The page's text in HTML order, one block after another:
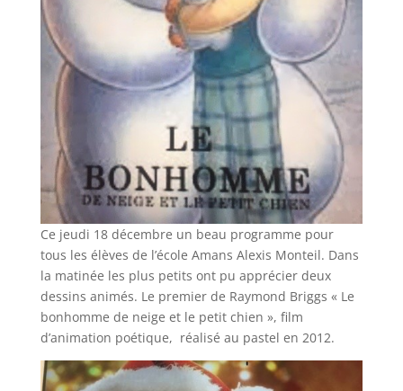
Ce jeudi 18 décembre un beau programme pour
tous les élèves de l’école Amans Alexis Monteil. Dans
la matinée les plus petits ont pu apprécier deux
dessins animés. Le premier de Raymond Briggs « Le
bonhomme de neige et le petit chien », film
d’animation poétique, réalisé au pastel en 2012.